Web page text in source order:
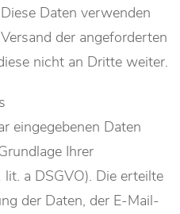
Daten verwenden
der angeforderten
nicht an Dritte weiter.
eingegebenen Daten
Ihrer
a DSGVO). Die erteilte
der Daten, der E-Mail-